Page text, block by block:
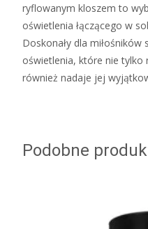
ryflowanym kloszem to
oświetlenia łączącego w
Doskonały dla
oświetlenia, które nie tylko
również nadaje jej
Podobne